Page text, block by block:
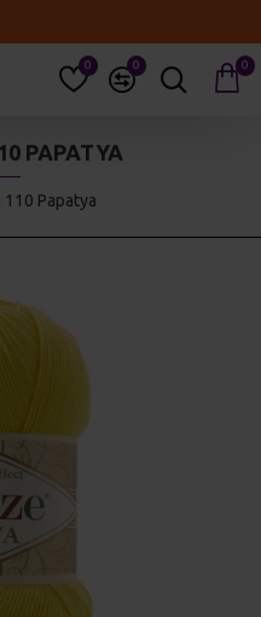
0 0 0
Papatya
PAPATYA